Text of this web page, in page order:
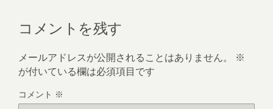
コメントを残す
メールアドレスが公開されることはありません。
※
が付いている欄は必須項目です
コメント ※